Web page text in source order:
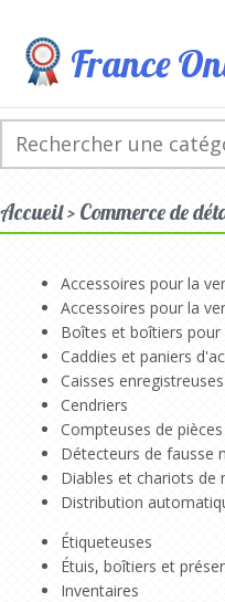
France
Accueil > Commerce de
Accessoires pour la
Accessoires pour la
Boîtes et boîtiers pour
Caddies et paniers
Caisses
Cendriers
Compteuses de
Détecteurs de fausse
Diables et chariots de
Distribution
Étiqueteuses
Étuis, boîtiers et
Inventaires